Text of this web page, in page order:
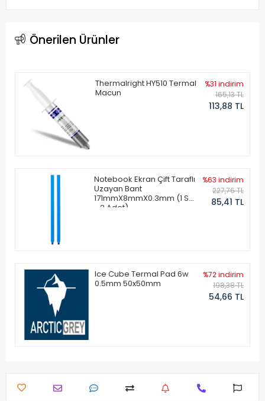
Önerilen Ürünler
Thermalright HY510 Termal
Macun
%31 indirim
165,13 TL
113,88 TL
Notebook Ekran Çift Taraflı
Uzayan Bant
171mmX8mmX0.3mm (1 Set
- 2 Adet)
%63 indirim
227,76 TL
85,41 TL
Ice Cube Termal Pad 6w
0.5mm 50x50mm
%72 indirim
198,38 TL
54,66 TL